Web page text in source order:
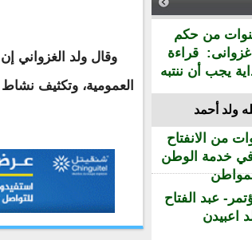
من حكم
غزوانى: قراءة
يجب أن ننتبه
ولد أحمد
من الانفتاح
في خدمة الوطن
عبد الفتاح
اعبيدن
وقال ولد الغزواني
العمومية، وتكثيف